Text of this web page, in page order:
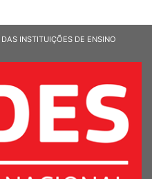
INSTITUIÇÕES DE ENSINO